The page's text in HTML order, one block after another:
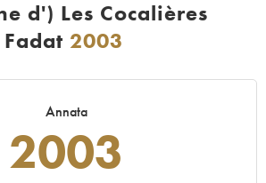
d') Les Cocalières
2003
Annata
2003